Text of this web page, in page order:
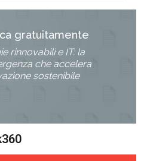
gratuitamente
rinnovabili e IT: la
che accelera
sostenibile